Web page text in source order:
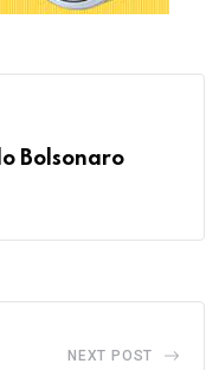
Bolsonaro
NEXT POST